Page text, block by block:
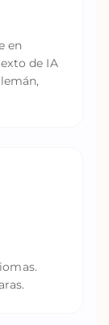
en
de IA